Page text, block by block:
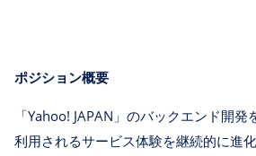
ポジション概要
「Yahoo! JAPAN」のバックエンド開
利用されるサービス体験を継続的に進